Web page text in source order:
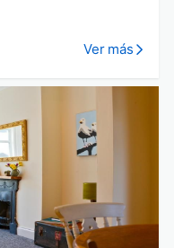
Ver más